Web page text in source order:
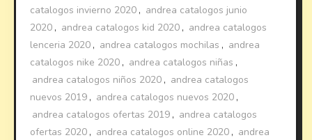
catalogos invierno 2020 , andrea catalogos junio
2020 , andrea catalogos kid 2020 , andrea catalogos
lenceria 2020 , andrea catalogos mochilas , andrea
catalogos nike 2020 , andrea catalogos niñas ,
andrea catalogos niños 2020 , andrea catalogos
nuevos 2019 , andrea catalogos nuevos 2020 ,
andrea catalogos ofertas 2019 , andrea catalogos
ofertas 2020 , andrea catalogos online 2020 , andrea